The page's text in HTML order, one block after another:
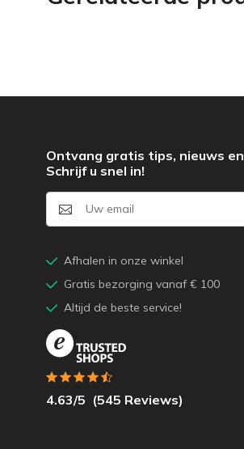
Ontvang gratis tips, nieuws
Schrijf u snel in!
Afhalen in onze winkel
Gratis bezorging vanaf € 100
Altijd de beste service!
4.63/5 (545 Reviews)